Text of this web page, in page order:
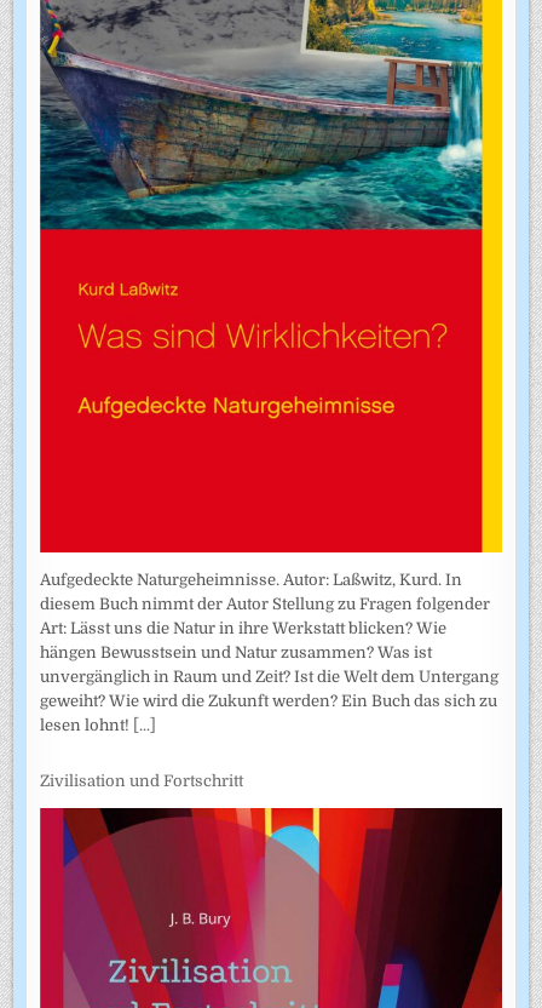
Aufgedeckte Naturgeheimnisse. Autor: Laßwitz, Kurd. In
diesem Buch nimmt der Autor Stellung zu Fragen folgender
Art: Lässt uns die Natur in ihre Werkstatt blicken? Wie
hängen Bewusstsein und Natur zusammen? Was ist
unvergänglich in Raum und Zeit? Ist die Welt dem Untergang
geweiht? Wie wird die Zukunft werden? Ein Buch das sich zu
lesen lohnt! [...]
Zivilisation und Fortschritt